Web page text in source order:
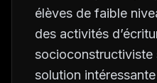
élèves de faible
des activités
socioconstructiviste
solution